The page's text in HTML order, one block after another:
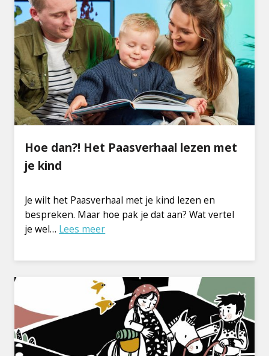
Hoe dan?! Het Paasverhaal lezen met
je kind
Je wilt het Paasverhaal met je kind lezen en
bespreken. Maar hoe pak je dat aan? Wat vertel
je wel… Lees meer